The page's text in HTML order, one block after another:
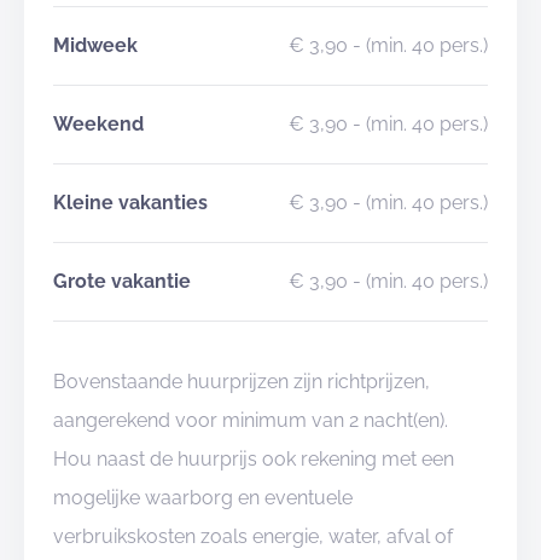
Midweek € 3,90 - (min. 40 pers.)
Weekend € 3,90 - (min. 40 pers.)
Kleine vakanties € 3,90 - (min. 40 pers.)
Grote vakantie € 3,90 - (min. 40 pers.)
Bovenstaande huurprijzen zijn richtprijzen,
aangerekend voor minimum van 2 nacht(en).
Hou naast de huurprijs ook rekening met een
mogelijke waarborg en eventuele
verbruikskosten zoals energie, water, afval of